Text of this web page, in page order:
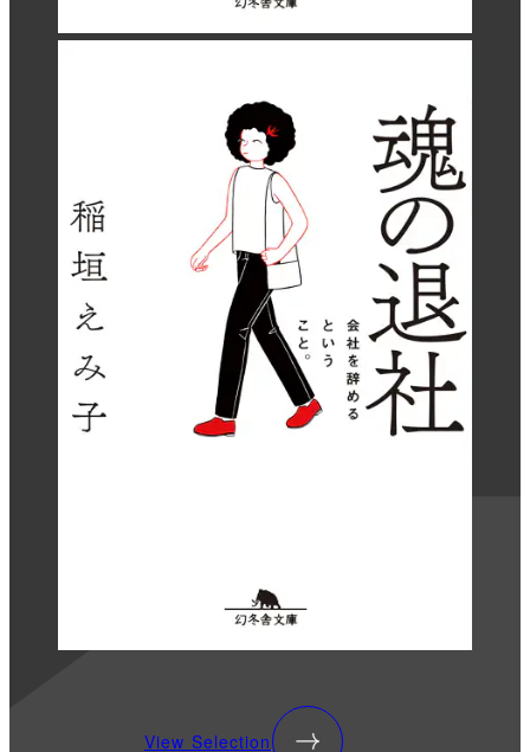
View Selection